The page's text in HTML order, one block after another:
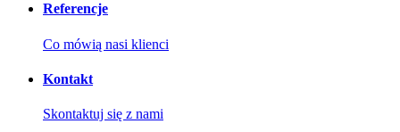
Referencje
Co mówią nasi klienci
Kontakt
Skontaktuj się z nami